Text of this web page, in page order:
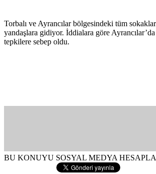
Torbalı ve Ayrancılar bölgesindeki tüm
yandaşlara gidiyor. İddialara göre
tepkilere sebep oldu.
BU KONUYU SOSYAL MEDYA